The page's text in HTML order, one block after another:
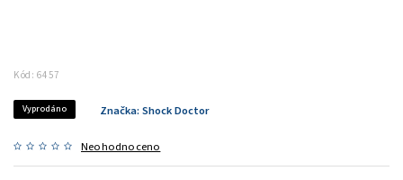
Kód: 6457
Vyprodáno
Neohodnoceno
Značka: Shock Doctor